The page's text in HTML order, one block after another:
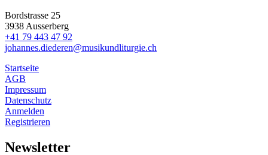
Bordstrasse 25
3938 Ausserberg
+41 79 443 47 92
johannes.diederen@musikundliturgie.ch
Startseite
AGB
Impressum
Datenschutz
Anmelden
Registrieren
Newsletter